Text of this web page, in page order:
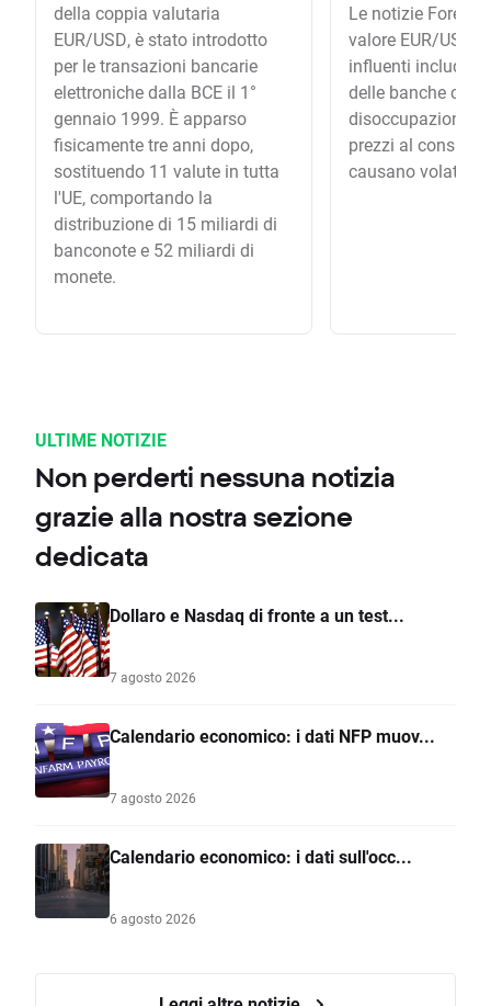
della coppia valutaria
EUR/USD, è stato introdotto
per le transazioni bancarie
elettroniche dalla BCE il 1°
gennaio 1999. È apparso
fisicamente tre anni dopo,
sostituendo 11 valute in tutta
l'UE, comportando la
distribuzione di 15 miliardi di
banconote e 52 miliardi di
monete.
Le notizie Forex
valore EUR/USD.
influenti
delle banche
disoccupazione,
prezzi al
causano volatilità
ULTIME NOTIZIE
Non perderti nessuna notizia
grazie alla nostra sezione
dedicata
Dollaro e Nasdaq di fronte a un test...
7 agosto 2026
Calendario economico: i dati NFP muov...
7 agosto 2026
Calendario economico: i dati sull'occ...
6 agosto 2026